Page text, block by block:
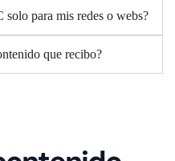
solo para mis redes o webs?
que recibo?